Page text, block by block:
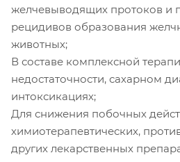
желчевыводящих протоков и
рецидивов образования
животных;
В составе комплексной
недостаточности, сахарном
интоксикациях;
Для снижения побочных
химиотерапевтических,
других лекарственных